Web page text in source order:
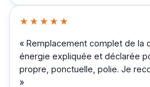
★★★★★
« Remplacement complet de la
énergie expliquée et déclarée
propre, ponctuelle, polie. Je
»